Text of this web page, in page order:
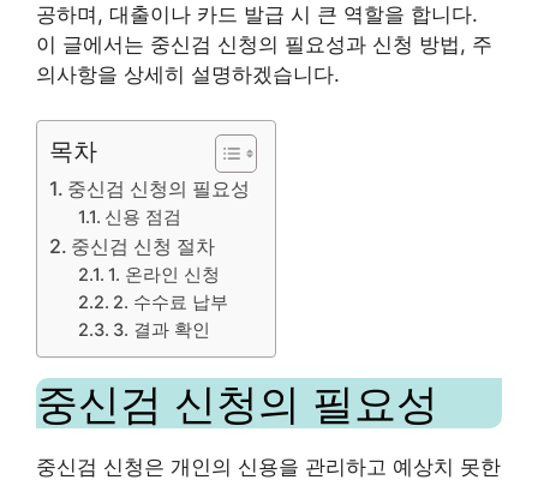
공하며, 대출이나 카드 발급 시 큰 역할을 합니다.
이 글에서는 중신검 신청의 필요성과 신청 방법, 주
의사항을 상세히 설명하겠습니다.
목차
중신검 신청의 필요성
신용 점검
중신검 신청 절차
1. 온라인 신청
2. 수수료 납부
3. 결과 확인
중신검 신청의 필요성
중신검 신청은 개인의 신용을 관리하고 예상치 못한